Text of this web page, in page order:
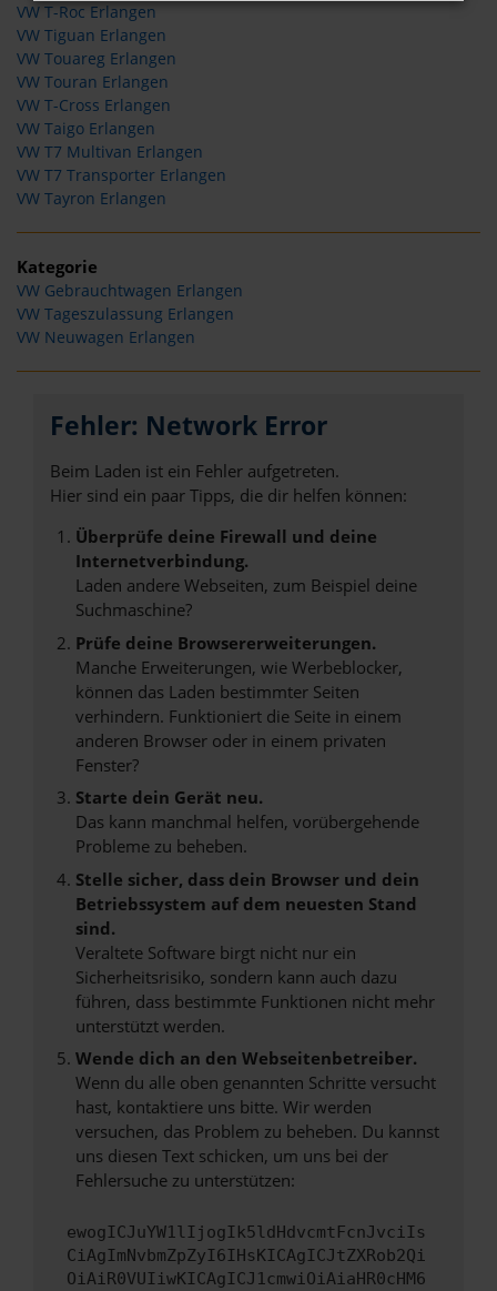
VW T-Roc Erlangen
VW Tiguan Erlangen
VW Touareg Erlangen
VW Touran Erlangen
VW T-Cross Erlangen
VW Taigo Erlangen
VW T7 Multivan Erlangen
VW T7 Transporter Erlangen
VW Tayron Erlangen
Kategorie
VW Gebrauchtwagen Erlangen
VW Tageszulassung Erlangen
VW Neuwagen Erlangen
Fehler: Network Error
Beim Laden ist ein Fehler aufgetreten.
Hier sind ein paar Tipps, die dir helfen können:
Überprüfe deine Firewall und deine
Internetverbindung.
Laden andere Webseiten, zum Beispiel deine
Suchmaschine?
Prüfe deine Browsererweiterungen.
Manche Erweiterungen, wie Werbeblocker,
können das Laden bestimmter Seiten
verhindern. Funktioniert die Seite in einem
anderen Browser oder in einem privaten
Fenster?
Starte dein Gerät neu.
Das kann manchmal helfen, vorübergehende
Probleme zu beheben.
Stelle sicher, dass dein Browser und dein
Betriebssystem auf dem neuesten Stand
sind.
Veraltete Software birgt nicht nur ein
Sicherheitsrisiko, sondern kann auch dazu
führen, dass bestimmte Funktionen nicht mehr
unterstützt werden.
Wende dich an den Webseitenbetreiber.
Wenn du alle oben genannten Schritte versucht
hast, kontaktiere uns bitte. Wir werden
versuchen, das Problem zu beheben. Du kannst
uns diesen Text schicken, um uns bei der
Fehlersuche zu unterstützen:
ewogICJuYW1lIjogIk5ldHdvcmtFcnJvciIs
CiAgImNvbmZpZyI6IHsKICAgICJtZXRob2Qi
OiAiR0VUIiwKICAgICJ1cmwiOiAiaHR0cHM6